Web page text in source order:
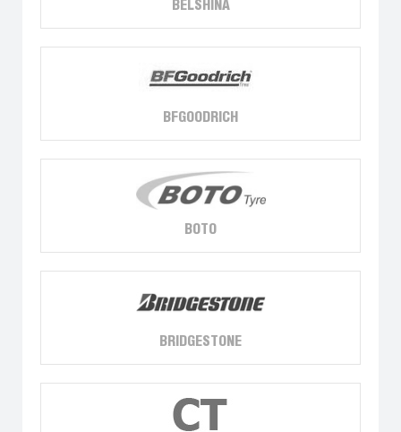
BELSHINA
BFGOODRICH
BOTO
BRIDGESTONE